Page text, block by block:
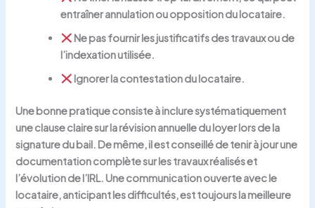
entraîner annulation ou opposition du locataire.
Ne pas fournir les justificatifs des travaux ou de
l’indexation utilisée.
Ignorer la contestation du locataire.
Une bonne pratique consiste à inclure systématiquement
une clause claire sur la révision annuelle du loyer lors de la
signature du bail. De même, il est conseillé de tenir à jour une
documentation complète sur les travaux réalisés et
l’évolution de l’IRL. Une communication ouverte avec le
locataire, anticipant les difficultés, est toujours la meilleure